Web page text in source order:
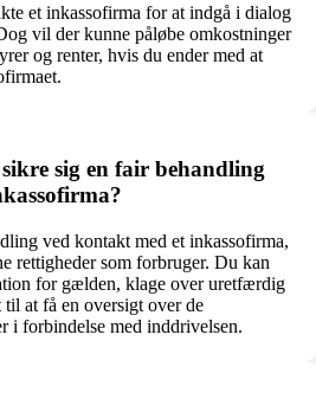
et inkassofirma for at indgå i dialog
vil der kunne påløbe omkostninger
og renter, hvis du ender med at
sig en fair behandling
ved kontakt med et inkassofirma,
rettigheder som forbruger. Du kan
for gælden, klage over uretfærdig
at få en oversigt over de
i forbindelse med inddrivelsen.